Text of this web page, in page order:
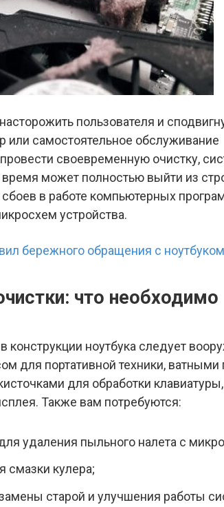
пользователя и
или самостоятельное обслуживание
своевременную очистку,
может полностью выйти из
в работе компьютерных
устройства.
бережного обращения с ноутбуком
что необходимо
конструкции ноутбука следует
для портативной техники, ватными
для обработки клавиатуры,
Также вам потребуются:
удаления пыльного налета с
смазки кулера;
старой и улучшения работы